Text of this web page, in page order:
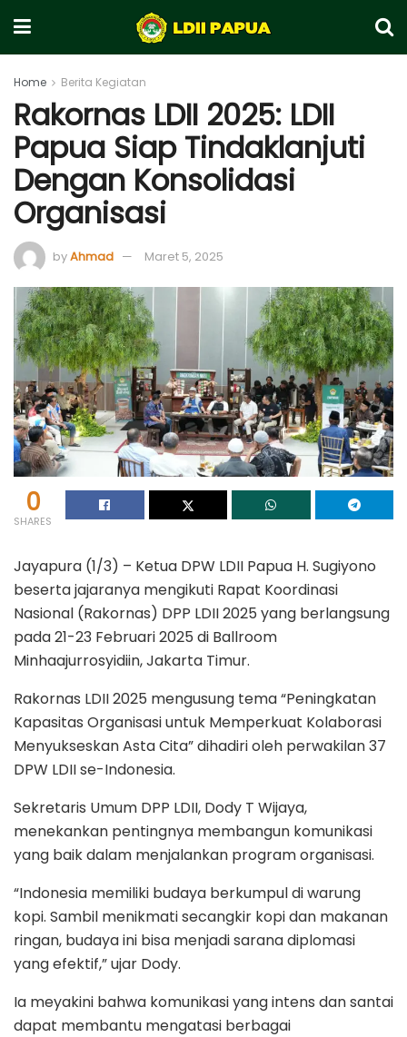
Home Berita Kegiatan
Rakornas LDII 2025: LDII
Papua Siap Tindaklanjuti
Dengan Konsolidasi
Organisasi
byAhmad Maret 5, 2025
0
SHARES
Jayapura (1/3) – Ketua DPW LDII Papua H. Sugiyono
beserta jajaranya mengikuti Rapat Koordinasi
Nasional (Rakornas) DPP LDII 2025 yang berlangsung
pada 21-23 Februari 2025 di Ballroom
Minhaajurrosyidiin, Jakarta Timur.
Rakornas LDII 2025 mengusung tema “Peningkatan
Kapasitas Organisasi untuk Memperkuat Kolaborasi
Menyukseskan Asta Cita” dihadiri oleh perwakilan 37
DPW LDII se-Indonesia.
Sekretaris Umum DPP LDII, Dody T Wijaya,
menekankan pentingnya membangun komunikasi
yang baik dalam menjalankan program organisasi.
“Indonesia memiliki budaya berkumpul di warung
kopi. Sambil menikmati secangkir kopi dan makanan
ringan, budaya ini bisa menjadi sarana diplomasi
yang efektif,” ujar Dody.
Ia meyakini bahwa komunikasi yang intens dan santai
dapat membantu mengatasi berbagai